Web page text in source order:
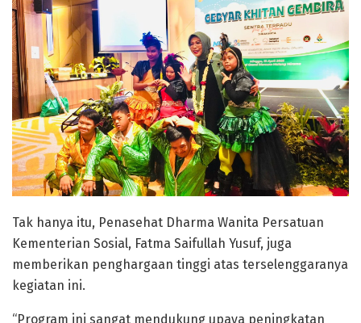
Tak hanya itu, Penasehat Dharma Wanita Persatuan
Kementerian Sosial, Fatma Saifullah Yusuf, juga
memberikan penghargaan tinggi atas terselenggaranya
kegiatan ini.
“Program ini sangat mendukung upaya peningkatan